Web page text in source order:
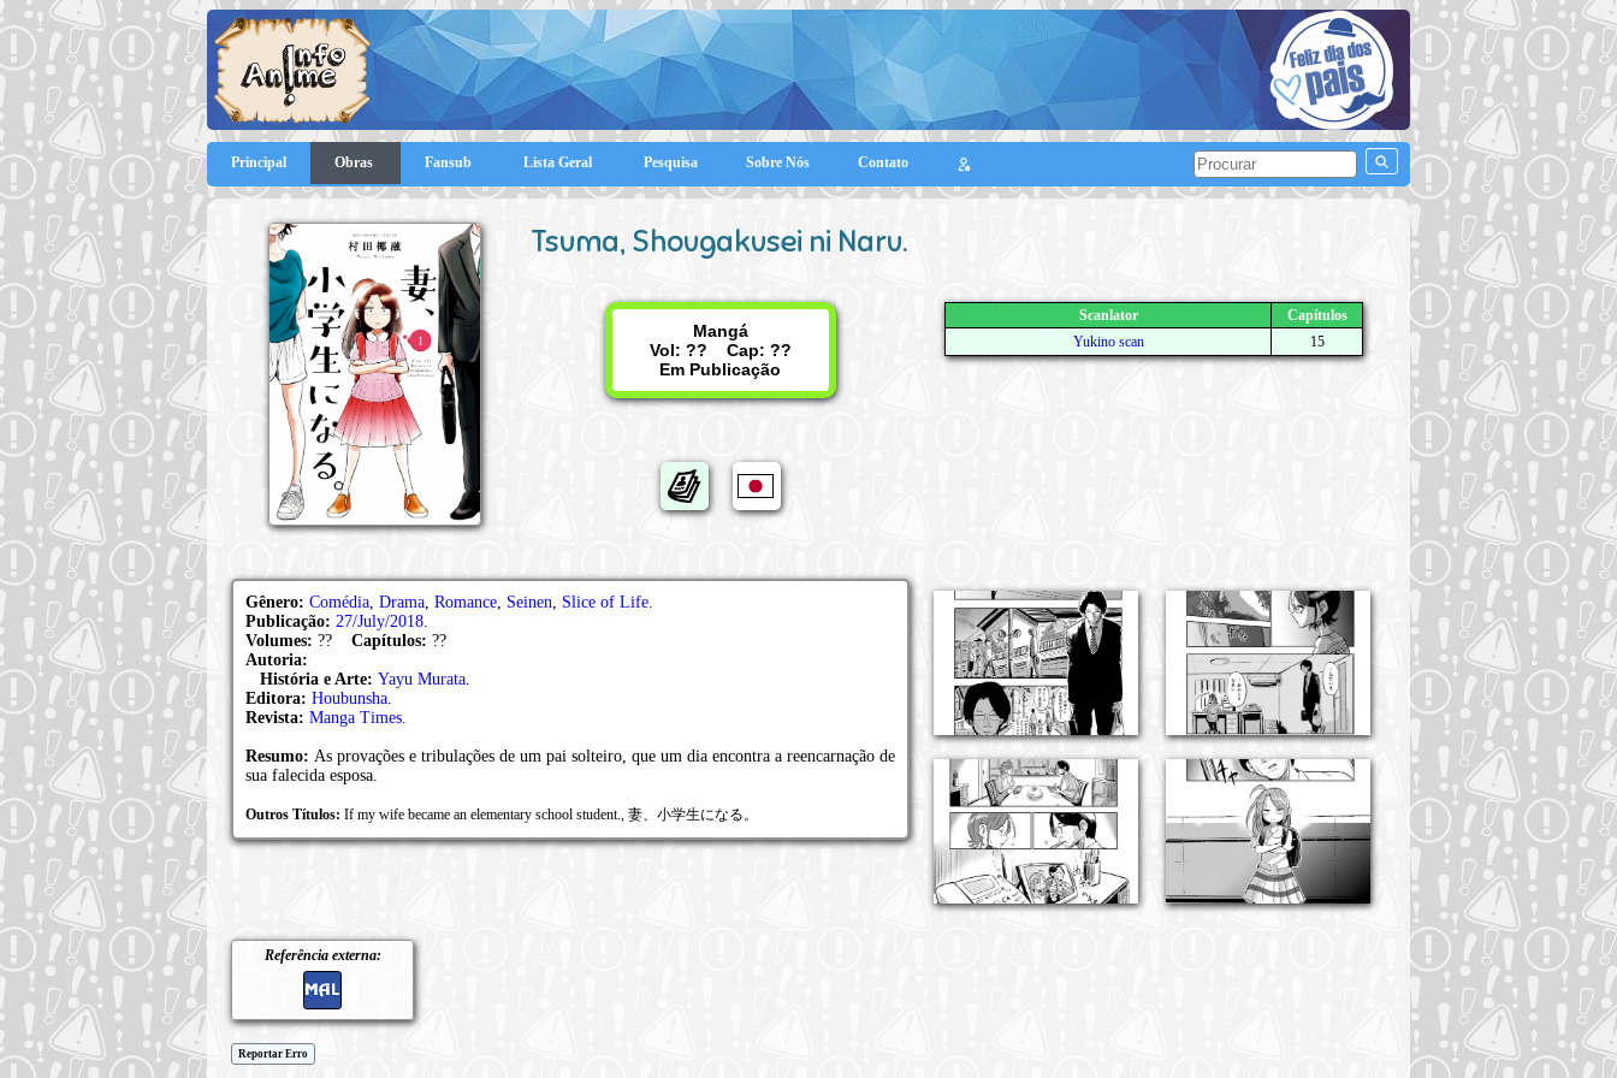
Principal Obras Fansub Lista Geral Pesquisa Sobre Nós Contato
Tsuma, Shougakusei ni Naru.
Mangá
Vol: ?? Cap: ??
Em Publicação
Scanlator
Capítulos
Yukino scan
15
Gênero: Comédia, Drama, Romance, Seinen, Slice of Life.
Publicação: 27/July/2018.
Volumes: ?? Capítulos: ??
Autoria:
História e Arte: Yayu Murata.
Editora: Houbunsha.
Revista: Manga Times.
Resumo: As provações e tribulações de um pai solteiro, que um dia encontra a reencarnação de
sua falecida esposa.
Outros Títulos: If my wife became an elementary school student., 妻、小学生になる。
Referência externa:
Reportar Erro